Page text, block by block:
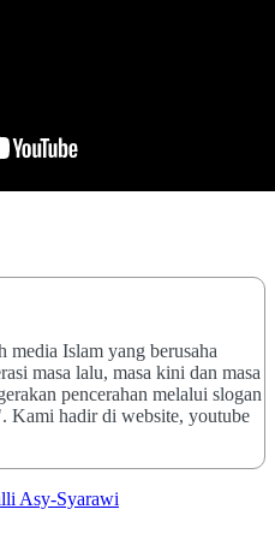
media Islam yang berusaha
masa lalu, masa kini dan masa
pencerahan melalui slogan
Kami hadir di website, youtube
Asy-Syarawi